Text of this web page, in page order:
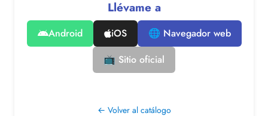
Llévame a
Android iOS
🌐 Navegador web
📺 Sitio oficial
← Volver al catálogo